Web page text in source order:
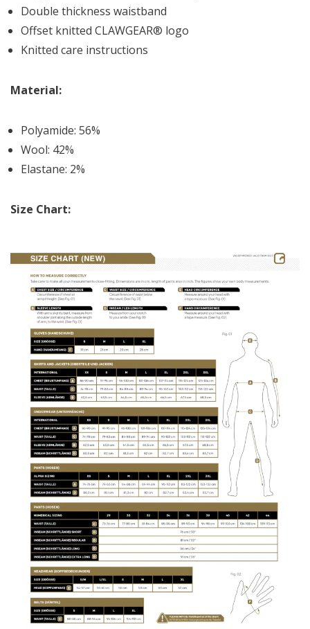
Double thickness waistband
Offset knitted CLAWGEAR® logo
Knitted care instructions
Material:
Polyamide: 56%
Wool: 42%
Elastane: 2%
Size Chart: